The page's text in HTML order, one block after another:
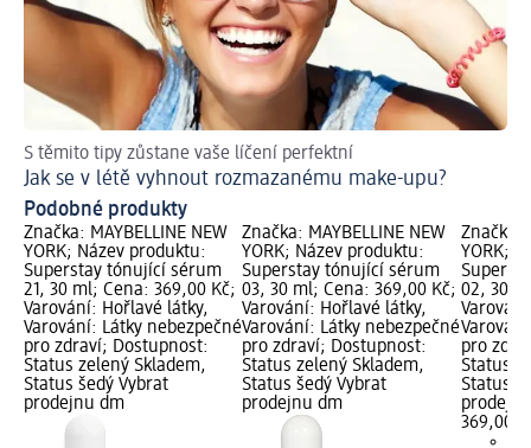
S těmito tipy zůstane vaše líčení perfektní
Jak se v létě vyhnout rozmazanému make-upu?
Podobné produkty
Značka: MAYBELLINE NEW
YORK; Název produktu:
Superstay tónující sérum
21, 30 ml; Cena: 369,00 Kč;
Varování: Hořlavé látky,
Varování: Látky nebezpečné
pro zdraví; Dostupnost:
Status zelený Skladem,
Status šedý Vybrat
prodejnu dm
Značka: MAYBELLINE NEW
YORK; Název produktu:
Superstay tónující sérum
03, 30 ml; Cena: 369,00 Kč;
Varování: Hořlavé látky,
Varování: Látky nebezpečné
pro zdraví; Dostupnost:
Status zelený Skladem,
Status šedý Vybrat
prodejnu dm
Značka:
YORK;
02, 30
pro
Status
Status
369,00